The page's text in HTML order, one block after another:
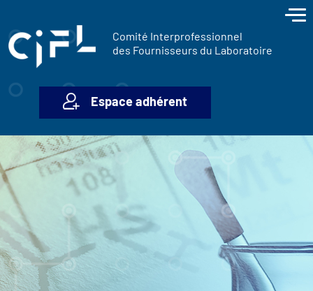
Comité Interprofessionnel
des Fournisseurs du Laboratoire
Espace adhérent